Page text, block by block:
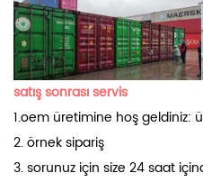
satış sonrası servis
1.oem üretimine hoş geldiniz:
2. örnek sipariş
3. sorunuz için size 24 saat